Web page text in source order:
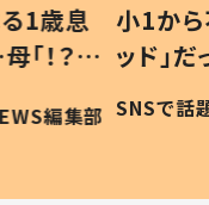
ギフテ
給食”を
和の親編集部
ひ孫
が、抱
「涙
い」